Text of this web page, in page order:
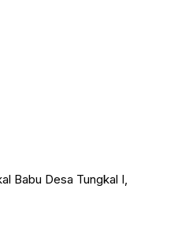
Babu Desa Tungkal I,